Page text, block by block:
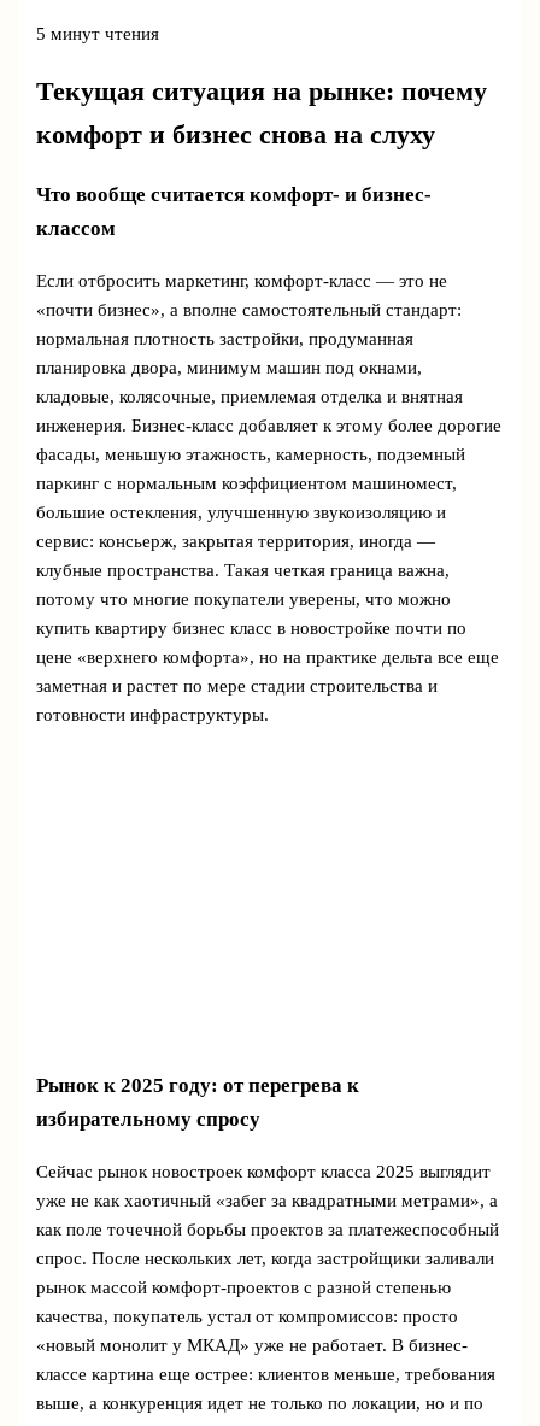
5 минут чтения
Текущая ситуация на рынке: почему
комфорт и бизнес снова на слуху
Что вообще считается комфорт- и бизнес-
классом
Если отбросить маркетинг, комфорт-класс — это не
«почти бизнес», а вполне самостоятельный стандарт:
нормальная плотность застройки, продуманная
планировка двора, минимум машин под окнами,
кладовые, колясочные, приемлемая отделка и внятная
инженерия. Бизнес-класс добавляет к этому более дорогие
фасады, меньшую этажность, камерность, подземный
паркинг с нормальным коэффициентом машиномест,
большие остекления, улучшенную звукоизоляцию и
сервис: консьерж, закрытая территория, иногда —
клубные пространства. Такая четкая граница важна,
потому что многие покупатели уверены, что можно
купить квартиру бизнес класс в новостройке почти по
цене «верхнего комфорта», но на практике дельта все еще
заметная и растет по мере стадии строительства и
готовности инфраструктуры.
Рынок к 2025 году: от перегрева к
избирательному спросу
Сейчас рынок новостроек комфорт класса 2025 выглядит
уже не как хаотичный «забег за квадратными метрами», а
как поле точечной борьбы проектов за платежеспособный
спрос. После нескольких лет, когда застройщики заливали
рынок массой комфорт-проектов с разной степенью
качества, покупатель устал от компромиссов: просто
«новый монолит у МКАД» уже не работает. В бизнес-
классе картина еще острее: клиентов меньше, требования
выше, а конкуренция идет не только по локации, но и по